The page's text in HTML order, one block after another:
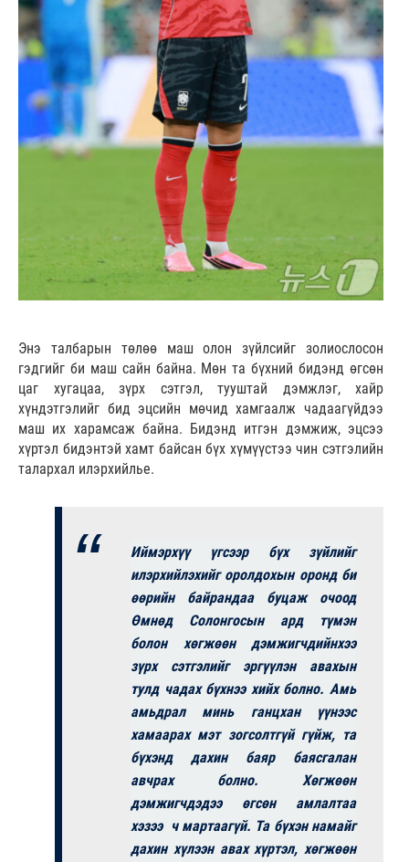
Энэ талбарын төлөө маш олон зүйлсийг золиослосон
гэдгийг би маш сайн байна. Мөн та бүхний бидэнд өгсөн
цаг хугацаа, зүрх сэтгэл, тууштай дэмжлэг, хайр
хүндэтгэлийг бид эцсийн мөчид хамгаалж чадаагүйдээ
маш их харамсаж байна. Бидэнд итгэн дэмжиж, эцсээ
хүртэл бидэнтэй хамт байсан бүх хүмүүстээ чин сэтгэлийн
талархал илэрхийлье.
Иймэрхүү үгсээр бүх зүйлийг
илэрхийлэхийг оролдохын оронд би
өөрийн байрандаа буцаж очоод
Өмнөд Солонгосын ард түмэн
болон хөгжөөн дэмжигчдийнхээ
зүрх сэтгэлийг эргүүлэн авахын
тулд чадах бүхнээ хийх болно. Амь
амьдрал минь ганцхан үүнээс
хамаарах мэт зогсолтгүй гүйж, та
бүхэнд дахин баяр баясгалан
авчрах болно. Хөгжөөн
дэмжигчдэдээ өгсөн амлалтаа
хэзээ ч мартаагүй. Та бүхэн намайг
дахин хүлээн авах хүртэл, хөгжөөн